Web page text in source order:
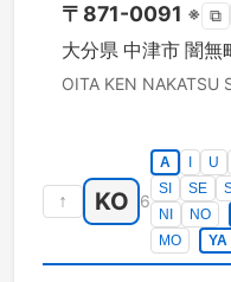
〒 871-0091 ※ ⧉
大分県 中津市 闇無
OITA KEN NAKATSU
↑ KO 6
A U
SI
SE
NI
NO
MO
YA